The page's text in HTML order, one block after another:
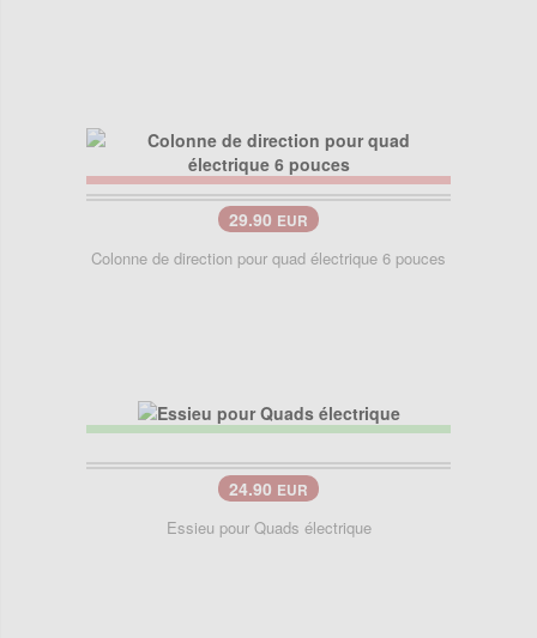
29.90 EUR
Colonne de direction pour quad électrique 6 pouces
24.90 EUR
Essieu pour Quads électrique